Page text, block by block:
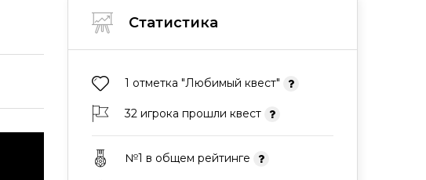
Статистика
1 отметка "Любимый квест"
32 игрока прошли квест
№1 в общем рейтинге